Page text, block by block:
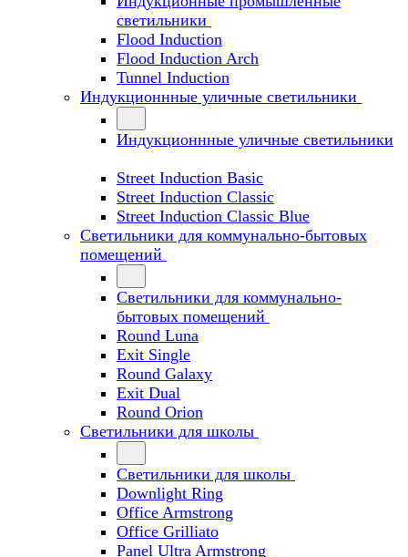
светильники
Flood Induction
Flood Induction Arch
Tunnel Induction
Индукционнные уличные светильники
Индукционнные уличные светильники
Street Induction Basic
Street Induction Classic
Street Induction Classic Blue
Светильники для коммунально-бытовых
помещений
Светильники для коммунально-
бытовых помещений
Round Luna
Exit Single
Round Galaxy
Exit Dual
Round Orion
Светильники для школы
Светильники для школы
Downlight Ring
Office Armstrong
Office Grilliato
Panel Ultra Armstrong